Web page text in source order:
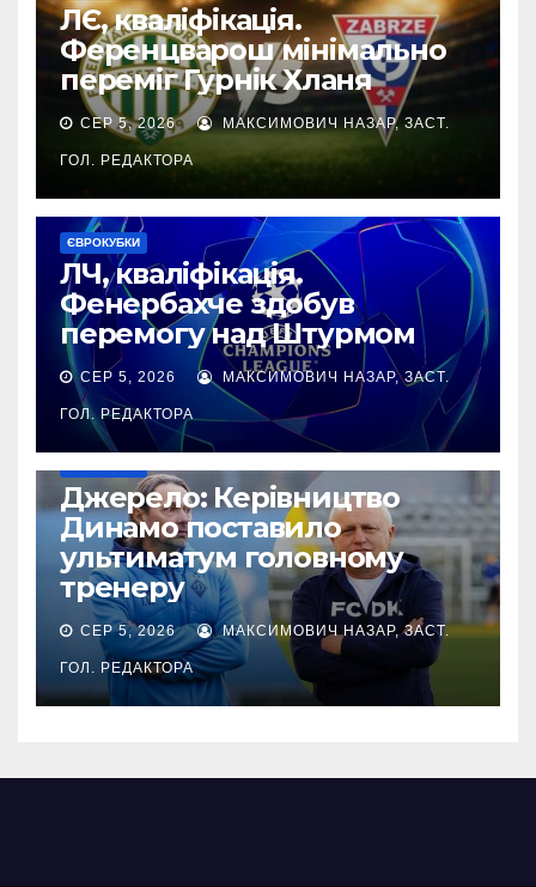
ЛЄ, кваліфікація.
Ференцварош мінімально
переміг Гурнік Хланя
СЕР 5, 2026 МАКСИМОВИЧ НАЗАР, ЗАСТ.
ГОЛ. РЕДАКТОРА
ЄВРОКУБКИ
ЛЧ, кваліфікація.
Фенербахче здобув
перемогу над Штурмом
СЕР 5, 2026 МАКСИМОВИЧ НАЗАР, ЗАСТ.
ГОЛ. РЕДАКТОРА
Джерело: Керівництво
Динамо поставило
ультиматум головному
тренеру
СЕР 5, 2026 МАКСИМОВИЧ НАЗАР, ЗАСТ.
ГОЛ. РЕДАКТОРА